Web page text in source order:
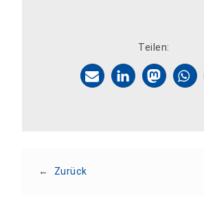
Teilen:
← Zurück